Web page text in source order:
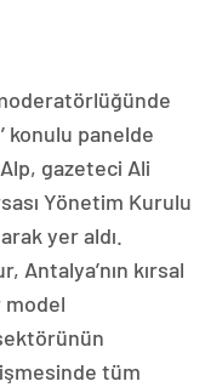
konulu panelde
gazeteci Ali
Yönetim Kurulu
yer aldı.
Antalya’nın kırsal
model
tüm